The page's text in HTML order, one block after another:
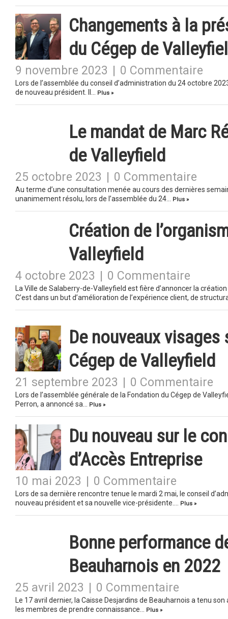
Changements à la
du Cégep de
9 novembre 2023 0 Commentaire
Lors de l’assemblée du conseil d’administration du 24 octobre
de nouveau président. Il…
Plus »
Le mandat de Marc
de Valleyfield
25 octobre 2023 0 Commentaire
Au terme d’une consultation menée au cours des dernières
unanimement résolu, lors de l’assemblée du 24…
Plus »
Création de
Valleyfield
4 octobre 2023 0 Commentaire
La Ville de Salaberry-de-Valleyfield est fière d’annoncer la
C’est dans un but d’amélioration de l’expérience client, de
De nouveaux
Cégep de Valleyfield
21 septembre 2023 0 Commentaire
Lors de l’assemblée générale de la Fondation du Cégep de
Perron, a annoncé sa…
Plus »
Du nouveau sur le
d’Accès Entreprise
10 mai 2023 0 Commentaire
Lors de sa dernière rencontre tenue le mardi 2 mai, le conseil
nouveau président et sa nouvelle vice-présidente….
Plus »
Bonne performance
Beauharnois en 2022
25 avril 2023 0 Commentaire
Le 17 avril dernier, la Caisse Desjardins de Beauharnois a tenu
les membres de prendre connaissance…
Plus »